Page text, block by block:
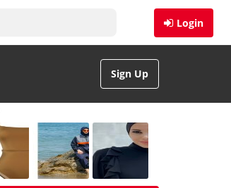
Login
Sign Up